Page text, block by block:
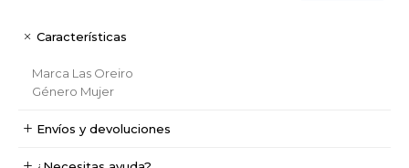
Características
Marca Las Oreiro
Género Mujer
Envíos y devoluciones